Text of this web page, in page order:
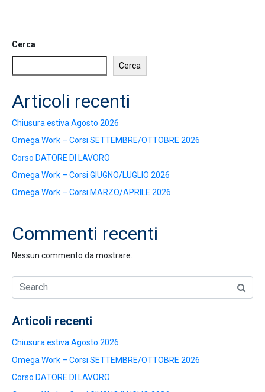
Cerca
Cerca
Articoli recenti
Chiusura estiva Agosto 2026
Omega Work – Corsi SETTEMBRE/OTTOBRE 2026
Corso DATORE DI LAVORO
Omega Work – Corsi GIUGNO/LUGLIO 2026
Omega Work – Corsi MARZO/APRILE 2026
Commenti recenti
Nessun commento da mostrare.
Articoli recenti
Chiusura estiva Agosto 2026
Omega Work – Corsi SETTEMBRE/OTTOBRE 2026
Corso DATORE DI LAVORO